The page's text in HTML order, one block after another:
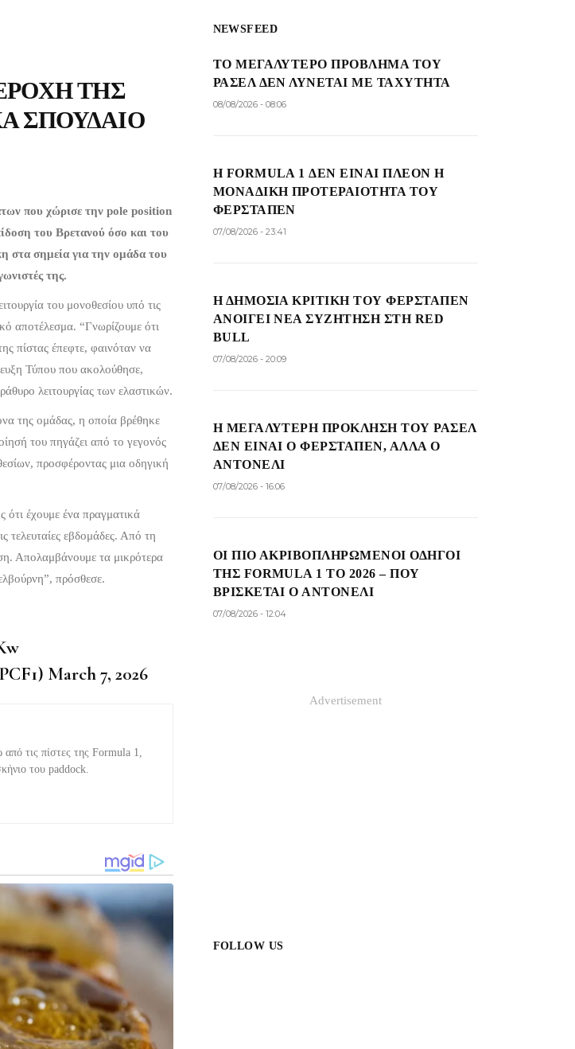
ΤΗΣ
ΣΠΟΥΔΑΊΟ
που χώρισε την pole position
του Βρετανού όσο και του
στα σημεία για την ομάδα του
της.
του μονοθεσίου υπό τις
αποτέλεσμα. “Γνωρίζουμε ότι
πίστας έπεφτε, φαινόταν να
Τύπου που ακολούθησε,
λειτουργίας των ελαστικών.
της ομάδας, η οποία βρέθηκε
του πηγάζει από το γεγονός
προσφέροντας μια οδηγική
έχουμε ένα πραγματικά
τελευταίες εβδομάδες. Από τη
Απολαμβάνουμε τα μικρότερα
πρόσθεσε.
March 7, 2026
τις πίστες της Formula 1,
του paddock.
NEWSFEED
ΤΟ ΜΕΓΑΛΎΤΕΡΟ ΠΡΌΒΛΗΜΑ ΤΟΥ
ΡΆΣΕΛ ΔΕΝ ΛΎΝΕΤΑΙ ΜΕ ΤΑΧΎΤΗΤΑ
08/08/2026 - 08:06
Η FORMULA 1 ΔΕΝ ΕΊΝΑΙ ΠΛΈΟΝ Η
ΜΟΝΑΔΙΚΉ ΠΡΟΤΕΡΑΙΌΤΗΤΑ ΤΟΥ
ΦΕΡΣΤΆΠΕΝ
07/08/2026 - 23:41
Η ΔΗΜΌΣΙΑ ΚΡΙΤΙΚΉ ΤΟΥ ΦΕΡΣΤΆΠΕΝ
ΑΝΟΊΓΕΙ ΝΈΑ ΣΥΖΉΤΗΣΗ ΣΤΗ RED
BULL
07/08/2026 - 20:09
Η ΜΕΓΑΛΎΤΕΡΗ ΠΡΌΚΛΗΣΗ ΤΟΥ ΡΆΣΕΛ
ΔΕΝ ΕΊΝΑΙ Ο ΦΕΡΣΤΆΠΕΝ, ΑΛΛΆ Ο
ΑΝΤΟΝΈΛΙ
07/08/2026 - 16:06
ΟΙ ΠΙΟ ΑΚΡΙΒΟΠΛΗΡΩΜΈΝΟΙ ΟΔΗΓΟΊ
ΤΗΣ FORMULA 1 ΤΟ 2026 – ΠΟΎ
ΒΡΊΣΚΕΤΑΙ Ο ΑΝΤΟΝΈΛΙ
07/08/2026 - 12:04
Advertisement
FOLLOW US